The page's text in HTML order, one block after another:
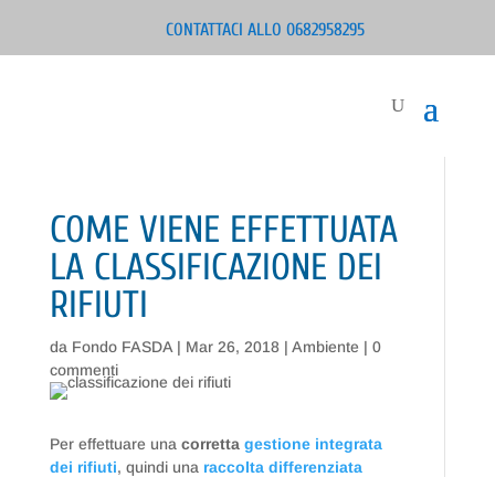
CONTATTACI ALLO 0682958295
COME VIENE EFFETTUATA
LA CLASSIFICAZIONE DEI
RIFIUTI
da Fondo FASDA| Mar 26, 2018| Ambiente | 0
commenti
Per effettuare una corretta gestione integrata
dei rifiuti, quindi una raccolta differenziata